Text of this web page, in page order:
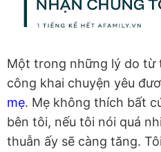
Một trong những lý do từ
công khai chuyện yêu
mẹ. Mẹ không thích bất
bên tôi, nếu tôi nói quá
thuẫn ấy sẽ càng tăng.